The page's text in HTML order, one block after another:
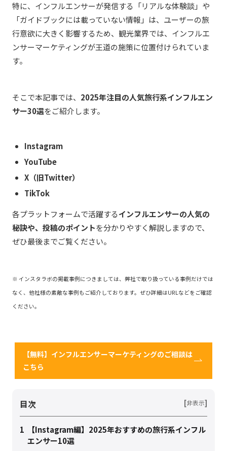
特に、インフルエンサーが発信する「リアルな体験談」や
「ガイドブックには載っていない情報」は、ユーザーの旅
行意欲に大きく影響するため、観光業界では、インフルエ
ンサーマーケティングが王道の施策に位置付けられていま
す。
そこで本記事では、 2025年注目の人気旅行系インフルエン
サー30選をご紹介します。
Instagram
YouTube
X（旧Twitter）
TikTok
各プラットフォームで活躍するインフルエンサーの人気の
秘訣や、投稿のポイントを分かりやすく解説しますので、
ぜひ最後までご覧ください。
※ インスタラボの掲載事例につきましては、弊社で取り扱っている事例だけでは
なく、他社様の素敵な事例もご紹介しております。ぜひ詳細はURLなどをご確認
ください。
【無料】インフルエンサーマーケティングのご相談は
こちら
目次 [非表示]
1
【Instagram編】2025年おすすめの旅行系インフル
エンサー10選